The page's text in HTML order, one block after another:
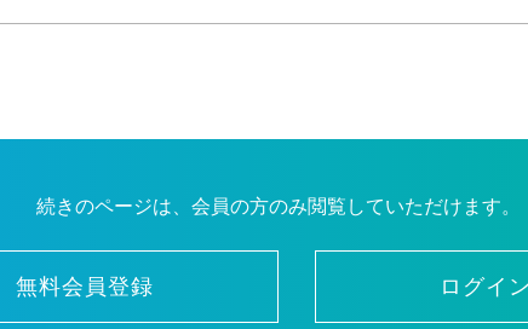
続きのページは、会員の方のみ閲覧していただけます。
無料会員登録 ログイ